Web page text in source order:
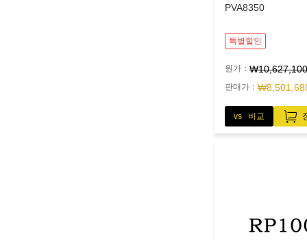
PVA8350
특별할인
원가： ₩10,627,100
판매가：
vs 비교